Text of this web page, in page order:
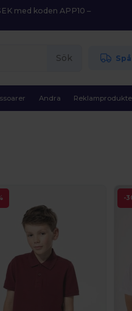
med koden APP10 –
Sök
Andra
-